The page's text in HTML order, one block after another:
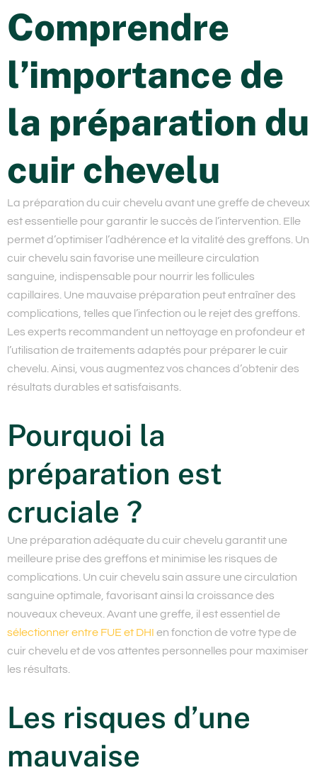
Comprendre
l’importance de
la préparation du
cuir chevelu
La préparation du cuir chevelu avant une greffe de cheveux
est essentielle pour garantir le succès de l’intervention. Elle
permet d’optimiser l’adhérence et la vitalité des greffons. Un
cuir chevelu sain favorise une meilleure circulation
sanguine, indispensable pour nourrir les follicules
capillaires. Une mauvaise préparation peut entraîner des
complications, telles que l’infection ou le rejet des greffons.
Les experts recommandent un nettoyage en profondeur et
l’utilisation de traitements adaptés pour préparer le cuir
chevelu. Ainsi, vous augmentez vos chances d’obtenir des
résultats durables et satisfaisants.
Pourquoi la
préparation est
cruciale ?
Une préparation adéquate du cuir chevelu garantit une
meilleure prise des greffons et minimise les risques de
complications. Un cuir chevelu sain assure une circulation
sanguine optimale, favorisant ainsi la croissance des
nouveaux cheveux. Avant une greffe, il est essentiel de
sélectionner entre FUE et DHI en fonction de votre type de
cuir chevelu et de vos attentes personnelles pour maximiser
les résultats.
Les risques d’une
mauvaise